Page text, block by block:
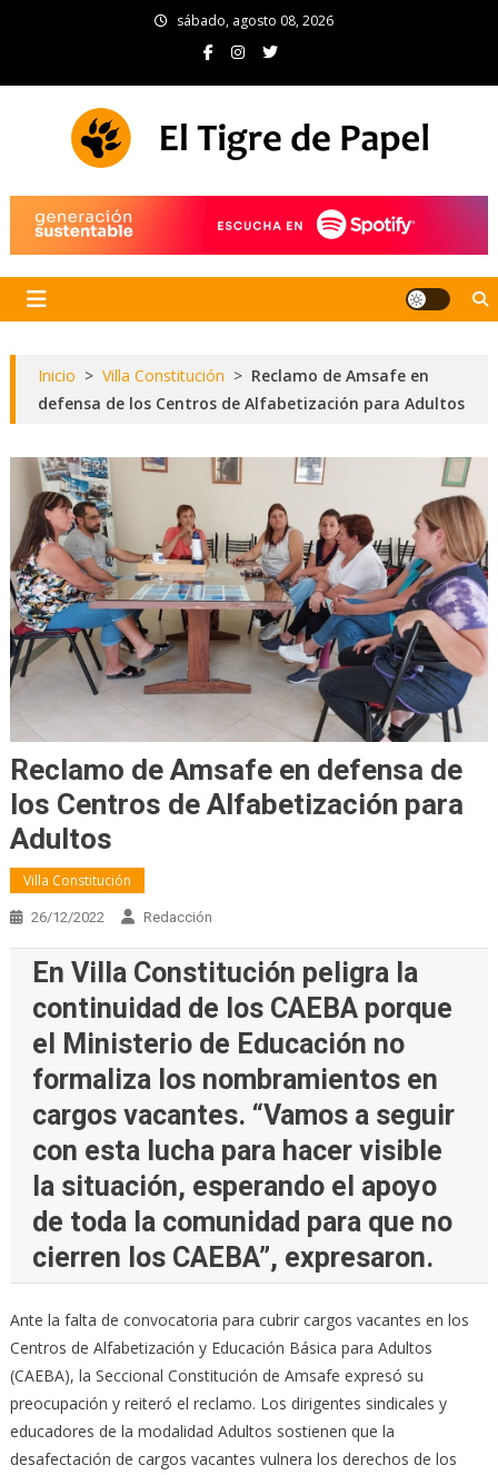
sábado, agosto 08, 2026
Inicio > Villa Constitución > Reclamo de Amsafe en
defensa de los Centros de Alfabetización para Adultos
Reclamo de Amsafe en defensa de
los Centros de Alfabetización para
Adultos
Villa Constitución
26/12/2022 Redacción
En Villa Constitución peligra la
continuidad de los CAEBA porque
el Ministerio de Educación no
formaliza los nombramientos en
cargos vacantes. “Vamos a seguir
con esta lucha para hacer visible
la situación, esperando el apoyo
de toda la comunidad para que no
cierren los CAEBA”, expresaron.
Ante la falta de convocatoria para cubrir cargos vacantes en los
Centros de Alfabetización y Educación Básica para Adultos
(CAEBA), la Seccional Constitución de Amsafe expresó su
preocupación y reiteró el reclamo. Los dirigentes sindicales y
educadores de la modalidad Adultos sostienen que la
desafectación de cargos vacantes vulnera los derechos de los